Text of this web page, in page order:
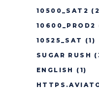
10500_SAT2
10600_PROD2
10525_SAT
(1)
SUGAR RUSH
ENGLISH
(1)